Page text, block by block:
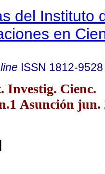
del Instituto
en
ISSN 1812-9528
Investig. Cienc.
Asunción jun.